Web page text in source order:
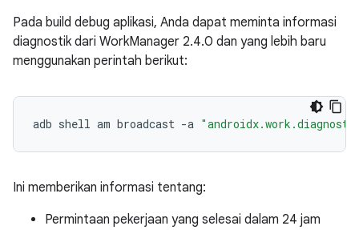
Pada build debug aplikasi, Anda dapat meminta informasi
diagnostik dari WorkManager 2.4.0 dan yang lebih baru
menggunakan perintah berikut:
adb shell am broadcast -a
Ini memberikan informasi tentang:
Permintaan pekerjaan yang selesai dalam 24 jam